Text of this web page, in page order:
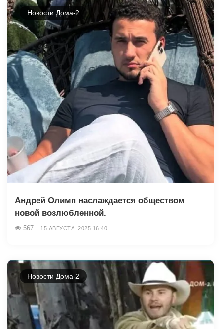
Новости Дома-2
Андрей Олимп наслаждается обществом
новой возлюбленной.
567 15 АВГУСТА, 2025 16:40
Новости Дома-2